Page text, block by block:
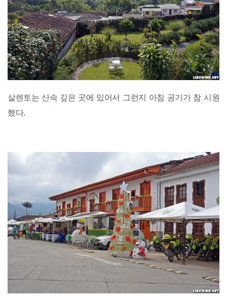
살렌토는 산속 깊은 곳에 있어서 그런지 아침 공기가 참 시원
했다.